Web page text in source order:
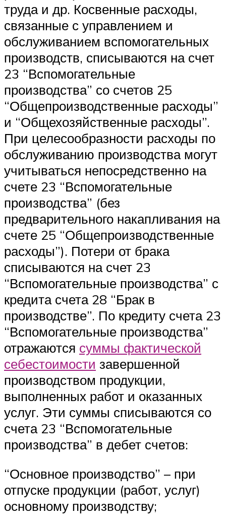
труда и др. Косвенные расходы,
связанные с управлением и
обслуживанием вспомогательных
производств, списываются на счет
23 “Вспомогательные
производства” со счетов 25
“Общепроизводственные расходы”
и “Общехозяйственные расходы”.
При целесообразности расходы по
обслуживанию производства могут
учитываться непосредственно на
счете 23 “Вспомогательные
производства” (без
предварительного накапливания на
счете 25 “Общепроизводственные
расходы”). Потери от брака
списываются на счет 23
“Вспомогательные производства” с
кредита счета 28 “Брак в
производстве”. По кредиту счета 23
“Вспомогательные производства”
отражаются суммы фактической
себестоимости завершенной
производством продукции,
выполненных работ и оказанных
услуг. Эти суммы списываются со
счета 23 “Вспомогательные
производства” в дебет счетов:
“Основное производство” – при
отпуске продукции (работ, услуг)
основному производству;